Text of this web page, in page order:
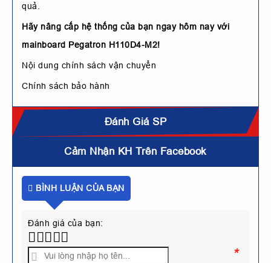
quả.
Hãy nâng cấp hệ thống của bạn ngay hôm nay với
mainboard Pegatron H110D4-M2!
Nội dung chính sách vận chuyển
Chính sách bảo hành
Đánh Giá SP
Cảm Nhận KH Trên Facebook
BÌNH LUẬN CỦA BẠN
Đánh giá của bạn:
*